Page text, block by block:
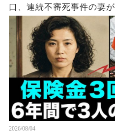
口、連続不審死事件の妻
2026/08/04